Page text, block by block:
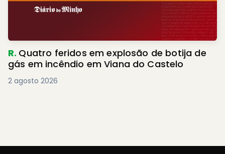
R. Quatro feridos em explosão de botija de
gás em incêndio em Viana do Castelo
2 agosto 2026